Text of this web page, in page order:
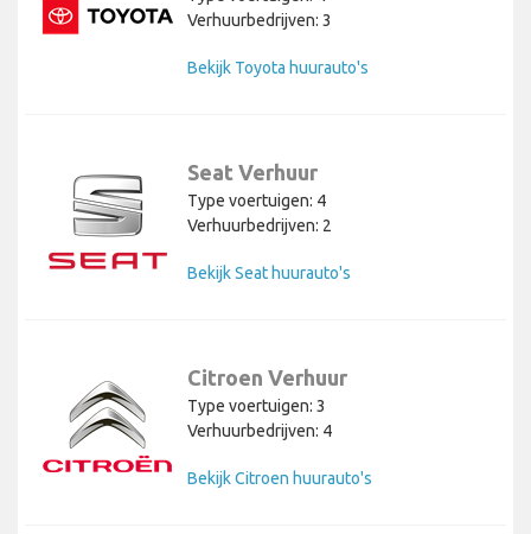
Verhuurbedrijven: 3
Bekijk Toyota huurauto's
Seat Verhuur
Type voertuigen: 4
Verhuurbedrijven: 2
Bekijk Seat huurauto's
Citroen Verhuur
Type voertuigen: 3
Verhuurbedrijven: 4
Bekijk Citroen huurauto's